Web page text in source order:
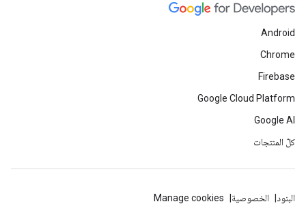
Android
Chrome
Firebase
Google Cloud Platform
Google AI
كلّ المنتجات
البنود الخصوصية Manage cookies